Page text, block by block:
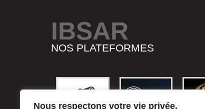
Nous respectons votre vie privée.
IBSAR
NOS PLATEFORMES